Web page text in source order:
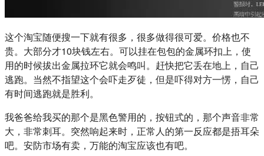
这个淘宝随便搜一下就有很多，很多做得很可爱。价格也不
贵。大部分才10块钱左右。可以挂在包包的金属环扣上，使
用的时候拔出金属拉环它就会鸣叫。赶快把它丢在地上，自己
逃跑。当然不指望这个会吓走歹徒，但是吓得对方一愣，自己
有时间逃跑就是胜利。
我爸爸给我买的那个是黑色警用的，按钮式的，那个声音非常
大，非常刺耳。突然响起来时，正常人的第一反应都是捂耳朵
吧。安防市场有卖，万能的淘宝应该也有吧。